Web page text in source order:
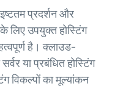
इष्टतम प्रदर्शन और
लिए उपयुक्त होस्टिंग
है। क्लाउड-
या प्रबंधित होस्टिंग
विकल्पों का मूल्यांकन